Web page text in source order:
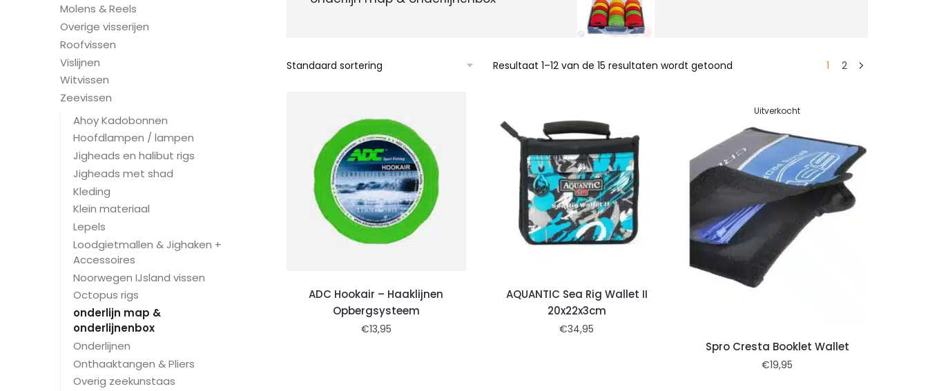
Resultaat 1–12 van de 15 resultaten wordt getoond 1 2
ADC Hookair – Haaklijnen
Opbergsysteem
€13,95
AQUANTIC Sea Rig Wallet II
20x22x3cm
€34,95
Uitverkocht
Spro Cresta Booklet Wallet
€19,95
Molens & Reels
Overige visserijen
Roofvissen
Vislijnen
Witvissen
Zeevissen
Ahoy Kadobonnen
Hoofdlampen / lampen
Jigheads en halibut rigs
Jigheads met shad
Kleding
Klein materiaal
Lepels
Loodgietmallen & Jighaken +
Accessoires
Noorwegen IJsland vissen
Octopus rigs
onderlijn map &
onderlijnenbox
Onderlijnen
Onthaaktangen & Pliers
Overig zeekunstaas